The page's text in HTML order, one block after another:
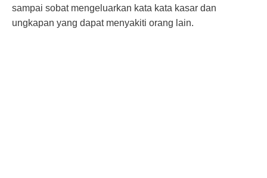
sampai sobat mengeluarkan kata kata kasar dan
ungkapan yang dapat menyakiti orang lain.